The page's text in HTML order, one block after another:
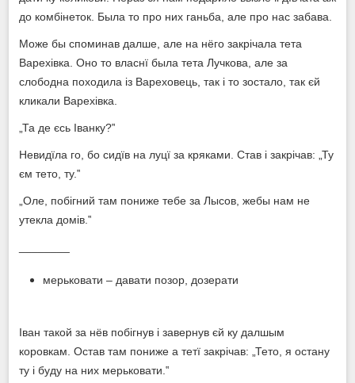
до комбінеток. Была то про них ганьба, але про нас забава.
Може бы споминав далше, але на нёго закрічала тета
Варехівка. Оно то власнї была тета Лучкова, але за
слободна походила із Вареховець, так і то зостало, так єй
кликали Варехівка.
„Та де єсь Іванку?‟
Невидїла го, бо сидїв на луцї за кряками. Став і закрічав: „Ту
єм тето, ту.‟
„Оле, побігний там пониже тебе за Лысов, жебы нам не
утекла домів.‟
мерьковати – давати позор, дозерати
Іван такой за нёв побігнув і завернув єй ку далшым
коровкам. Остав там пониже а тетї закрічав: „Тето, я остану
ту і буду на них мерьковати.‟